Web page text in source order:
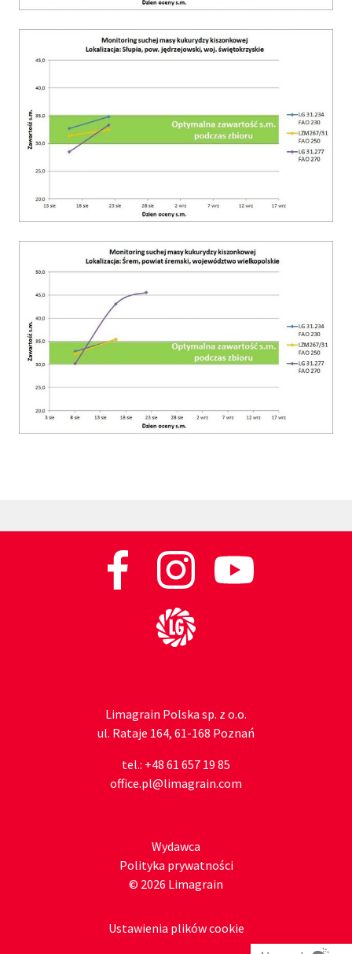
Limagrain Polska sp. z o.o.
ul. Rataje 164, 61-168 Poznań
tel.: +48 61 657 19 85
office.pl@limagrain.com
Wydawca
Polityka prywatności
© 2026 Limagrain
Ustawienia plików cookie